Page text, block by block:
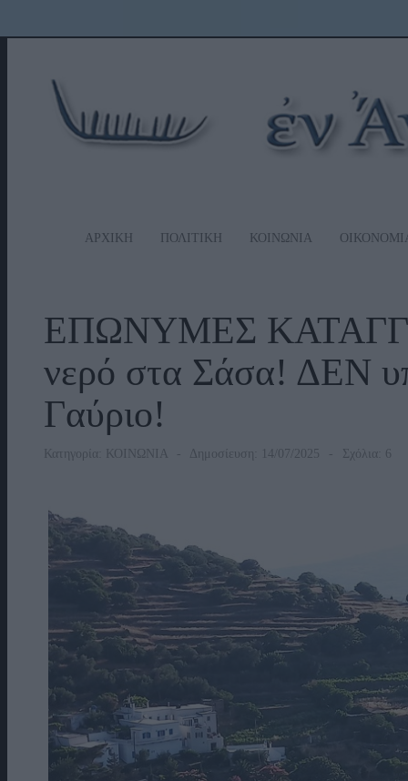
ΑΡΧΙΚΗ ΠΟΛΙΤΙΚΗ ΚΟΙΝΩΝΙΑ
ΕΠΩΝΥΜΕΣ
νερό στα Σάσα! ΔΕΝ
Γαύριο!
Κατηγορία: ΚΟΙΝΩΝΙΑ Δημοσίευση: 14/07/2025 Σχόλια: 6